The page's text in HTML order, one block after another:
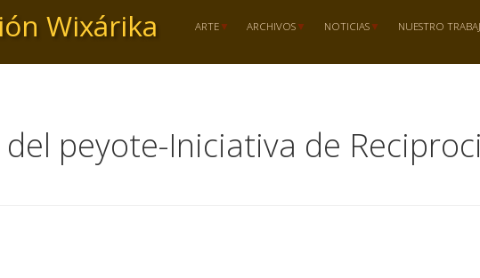
Wixárika ARTE ARCHIVOS NOTICIAS NUESTRO
peyote-Iniciativa de